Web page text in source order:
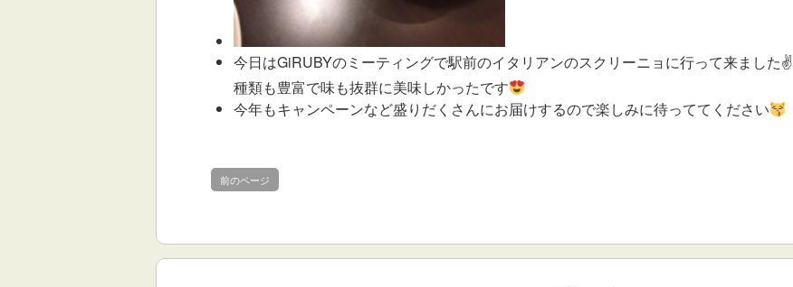
今日はGiRUBYのミーティングで駅前のイタリアンのスクリーニョに行って来ました✌
種類も豊富で味も抜群に美味しかったです
今年もキャンペーンなど盛りだくさんにお届けするので楽しみに待っててください
前のページ